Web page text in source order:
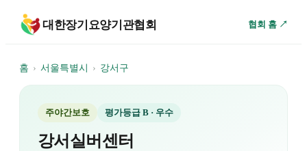
대한장기요양기관협회 협회 홈 ↗
홈 › 서울특별시 › 강서구
주야간보호 평가등급 B · 우수
강서실버센터